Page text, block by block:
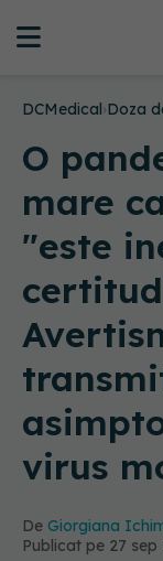
DCMedical›Doza
O
mare
"este
virus
De Giorgiana
Publicat pe 27 sep